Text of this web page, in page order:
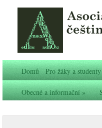
Domů Pro žáky a studenty
Obecné a informační»